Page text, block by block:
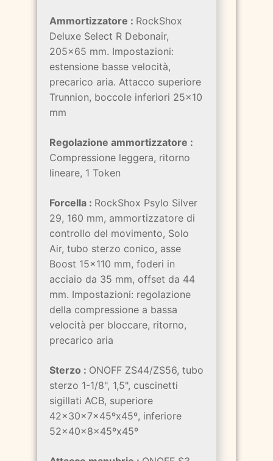
Ammortizzatore : RockShox
Deluxe Select R Debonair,
205x65 mm. Impostazioni:
estensione basse velocità,
precarico aria. Attacco superiore
Trunnion, boccole inferiori 25x10
mm
Regolazione ammortizzatore :
Compressione leggera, ritorno
lineare, 1 Token
Forcella : RockShox Psylo Silver
29, 160 mm, ammortizzatore di
controllo del movimento, Solo
Air, tubo sterzo conico, asse
Boost 15x110 mm, foderi in
acciaio da 35 mm, offset da 44
mm. Impostazioni: regolazione
della compressione a bassa
velocità per bloccare, ritorno,
precarico aria
Sterzo : ONOFF ZS44/ZS56, tubo
sterzo 1-1/8", 1,5", cuscinetti
sigillati ACB, superiore
42x30x7x45ºx45º, inferiore
52x40x8x45ºx45º